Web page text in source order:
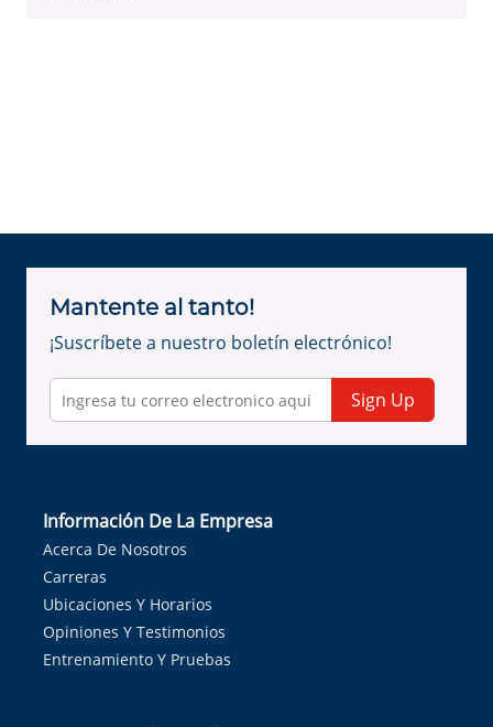
Mantente al tanto!
¡Suscríbete a nuestro boletín electrónico!
Sign Up
Información De La Empresa
Acerca De Nosotros
Carreras
Ubicaciones Y Horarios
Opiniones Y Testimonios
Entrenamiento Y Pruebas